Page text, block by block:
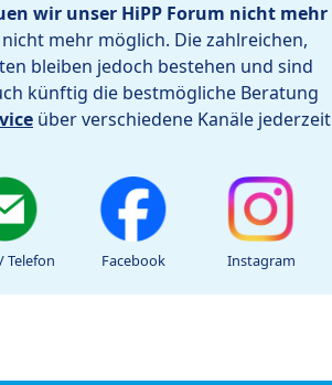
wir unser HiPP Forum nicht mehr
mehr möglich. Die zahlreichen,
bleiben jedoch bestehen und sind
künftig die bestmögliche Beratung
über verschiedene Kanäle jederzeit
Telefon Facebook Instagram